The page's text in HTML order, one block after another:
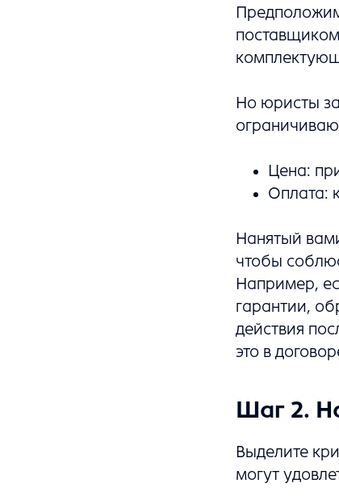
Но юристы
Цена:
Оплата:
Нанятый
чтобы
Например,
гарантии,
действия
это в
Шаг 2.
Выделите
могут